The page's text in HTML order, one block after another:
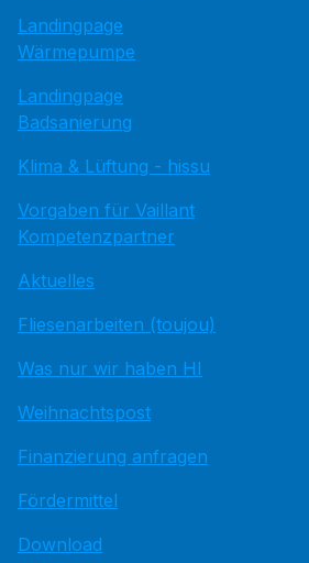
Landingpage
Wärmepumpe
Landingpage
Badsanierung
Klima & Lüftung - hissu
Vorgaben für Vaillant
Kompetenzpartner
Aktuelles
Fliesenarbeiten (toujou)
Was nur wir haben HI
Weihnachtspost
Finanzierung anfragen
Fördermittel
Download